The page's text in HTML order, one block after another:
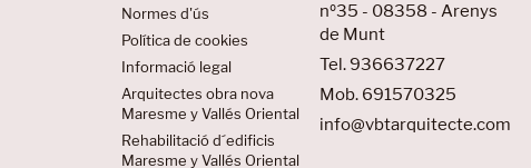
Normes d'ús
Política de cookies
Informació legal
Arquitectes obra nova
Maresme y Vallés Oriental
Rehabilitació d´edificis
Maresme y Vallés Oriental
nº35 - 08358 - Arenys
de Munt
Tel. 936637227
Mob. 691570325
info@vbtarquitecte.com